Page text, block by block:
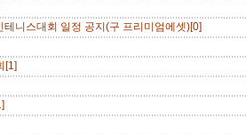
니스대회 일정 공지(구 프리미엄에셋)[0]
[1]